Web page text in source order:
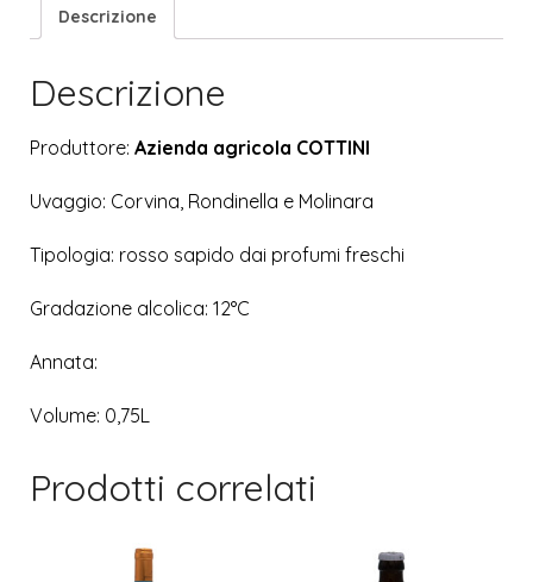
Descrizione
Descrizione
Produttore: Azienda agricola COTTINI
Uvaggio: Corvina, Rondinella e Molinara
Tipologia: rosso sapido dai profumi freschi
Gradazione alcolica: 12°C
Annata:
Volume: 0,75L
Prodotti correlati